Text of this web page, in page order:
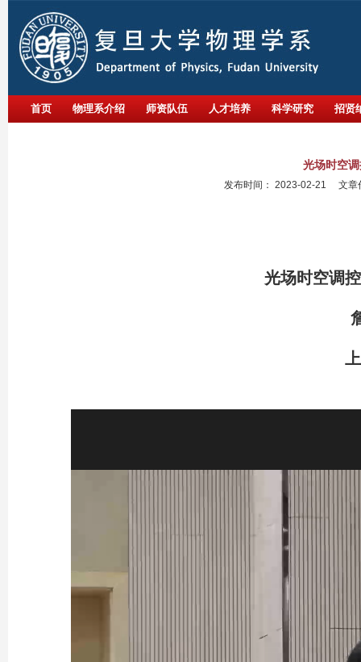
首页 物理系介绍 师资队伍 人才培养 科学研究 招贤
光场时空
发布时间： 2023-02-21 文章
光场时空调